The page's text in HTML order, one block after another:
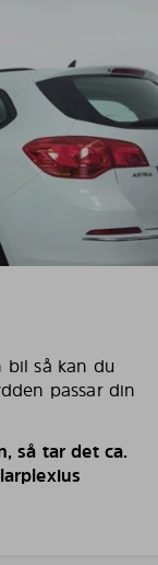
bil så kan du
passar din
så tar det ca.